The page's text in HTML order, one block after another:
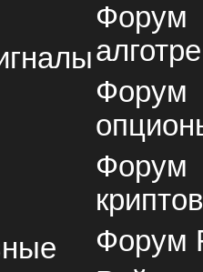
Форум
Форум
Форум
Форум